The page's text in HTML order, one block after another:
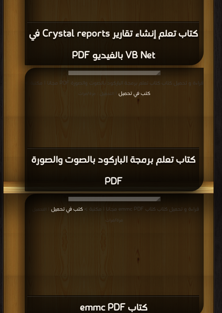
كتاب تعلم إنشاء تقارير Crystal reports في
VB Net بالفيديو PDF
كتاب تعلم برمجة الباركود بالصوت والصورة
PDF
قراءة و تحميل كتاب كتاب تعلم برمجة الباركود بالصوت والصورة PDF مجانا | مكتبة >
كتب في تحميل
| التحميل : مرة/مرات
كتاب emmc PDF
قراءة و تحميل كتاب كتاب emmc PDF مجانا | مكتبة > كتب في تحميل
| التحميل :
مرة/مرات